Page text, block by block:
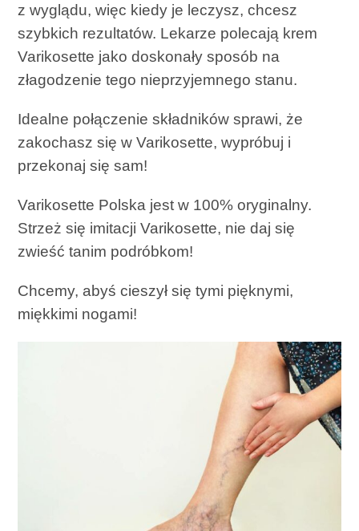
z wyglądu, więc kiedy je leczysz, chcesz
szybkich rezultatów. Lekarze polecają krem ​​
Varikosette jako doskonały sposób na
złagodzenie tego nieprzyjemnego stanu.
Idealne połączenie składników sprawi, że
zakochasz się w Varikosette, wypróbuj i
przekonaj się sam!
Varikosette Polska jest w 100% oryginalny.
Strzeż się imitacji Varikosette, nie daj się
zwieść tanim podróbkom!
Chcemy, abyś cieszył się tymi pięknymi,
miękkimi nogami!